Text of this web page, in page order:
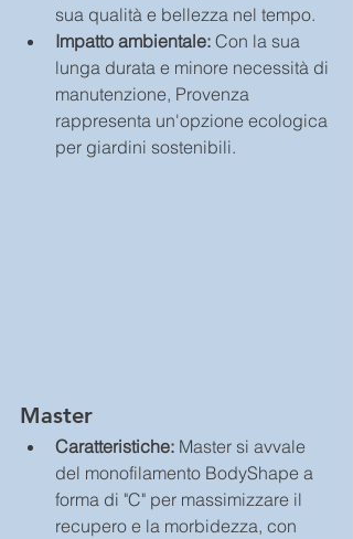
sua qualità e bellezza nel tempo.
Impatto ambientale: Con la sua
lunga durata e minore necessità di
manutenzione, Provenza
rappresenta un'opzione ecologica
per giardini sostenibili.
Master
Caratteristiche: Master si avvale
del monofilamento BodyShape a
forma di "C" per massimizzare il
recupero e la morbidezza, con